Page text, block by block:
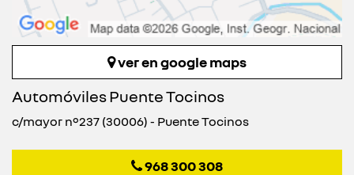
ver en google maps
Automóviles Puente Tocinos
c/mayor nº237 (30006) - Puente Tocinos
968 300 308